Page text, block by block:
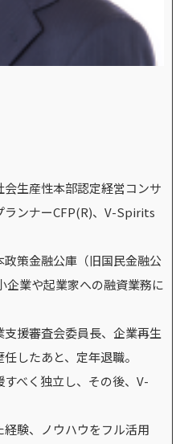
生産性本部認定経営コンサ
ランナーCFP(R)、V-Spirits
策金融公庫（旧国民金融公
企業や起業家への融資業務に
援審査会委員長、企業再生
したあと、定年退職。
べく独立し、その後、V-
験、ノウハウをフル活用